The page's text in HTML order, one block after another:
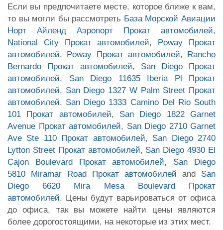
Если вы предпочитаете месте, которое ближе к вам,
то вы могли бы рассмотреть База Морской Авиации
Норт Айленд Аэропорт Прокат автомобилей,
National City Прокат автомобилей, Poway Прокат
автомобилей, Poway Прокат автомобилей, Rancho
Bernardo Прокат автомобилей, San Diego Прокат
автомобилей, San Diego 11635 Iberia Pl Прокат
автомобилей, San Diego 1327 W Palm Street Прокат
автомобилей, San Diego 1333 Camino Del Rio South
101 Прокат автомобилей, San Diego 1822 Garnet
Avenue Прокат автомобилей, San Diego 2710 Garnet
Ave Ste 110 Прокат автомобилей, San Diego 2740
Lytton Street Прокат автомобилей, San Diego 4930 El
Cajon Boulevard Прокат автомобилей, San Diego
5810 Miramar Road Прокат автомобилей and San
Diego 6620 Mira Mesa Boulevard Прокат
автомобилей. Цены будут варьироваться от офиса
до офиса, так вы можете найти цены являются
более дорогостоящими, на некоторые из этих мест.